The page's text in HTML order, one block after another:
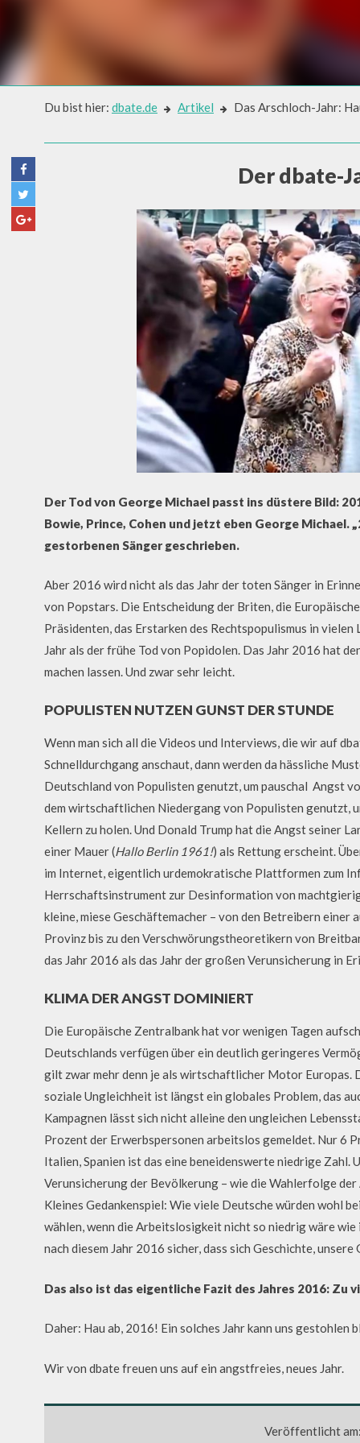
Du bist hier: dbate.de Artikel Das Arschloch-Jahr:
DAS ARSCHLOCH-JAHR:
Der dbate-
Der Tod von George Michael passt ins düstere Bild:
Bowie, Prince, Cohen und jetzt eben George Michael.
gestorbenen Sänger geschrieben.
Aber 2016 wird nicht als das Jahr der toten Sänger in
von Popstars. Die Entscheidung der Briten, die
Präsidenten, das Erstarken des Rechtspopulismus in
Jahr als der frühe Tod von Popidolen. Das Jahr 2016 hat
machen lassen. Und zwar sehr leicht.
POPULISTEN NUTZEN GUNST DER STUNDE
Wenn man sich all die Videos und Interviews, die wir auf
Schnelldurchgang anschaut, dann werden da hässliche
Deutschland von Populisten genutzt, um pauschal Angst
dem wirtschaftlichen Niedergang von Populisten genutzt,
Kellern zu holen. Und Donald Trump hat die Angst seiner
einer Mauer (Hallo Berlin 1961!) als Rettung erscheint.
im Internet, eigentlich urdemokratische Plattformen zum
Herrschaftsinstrument zur Desinformation von
kleine, miese Geschäftemacher – von den Betreibern
Provinz bis zu den Verschwörungstheoretikern von
das Jahr 2016 als das Jahr der großen Verunsicherung in
KLIMA DER ANGST DOMINIERT
Die Europäische Zentralbank hat vor wenigen Tagen
Deutschlands verfügen über ein deutlich geringeres
gilt zwar mehr denn je als wirtschaftlicher Motor Europas.
soziale Ungleichheit ist längst ein globales Problem, das
Kampagnen lässt sich nicht alleine den ungleichen
Prozent der Erwerbspersonen arbeitslos gemeldet. Nur 6
Italien, Spanien ist das eine beneidenswerte niedrige Zahl.
Verunsicherung der Bevölkerung – wie die Wahlerfolge
Kleines Gedankenspiel: Wie viele Deutsche würden wohl
wählen, wenn die Arbeitslosigkeit nicht so niedrig wäre
nach diesem Jahr 2016 sicher, dass sich Geschichte,
Das also ist das eigentliche Fazit des Jahres 2016: Zu
Daher: Hau ab, 2016! Ein solches Jahr kann uns gestohlen
Wir von dbate freuen uns auf ein angstfreies, neues Jahr.
Veröffentlicht